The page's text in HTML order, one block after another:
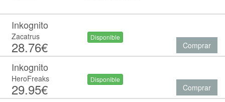
Inkognito
Zacatrus
28.76€
Disponible
Comprar
Inkognito
HeroFreaks
29.95€
Disponible
Comprar